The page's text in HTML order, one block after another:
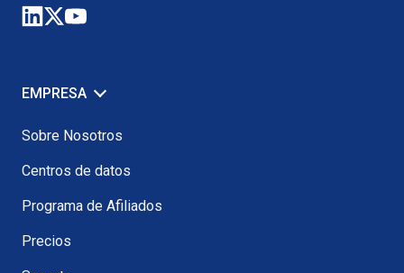
EMPRESA
Sobre Nosotros
Centros de datos
Programa de Afiliados
Precios